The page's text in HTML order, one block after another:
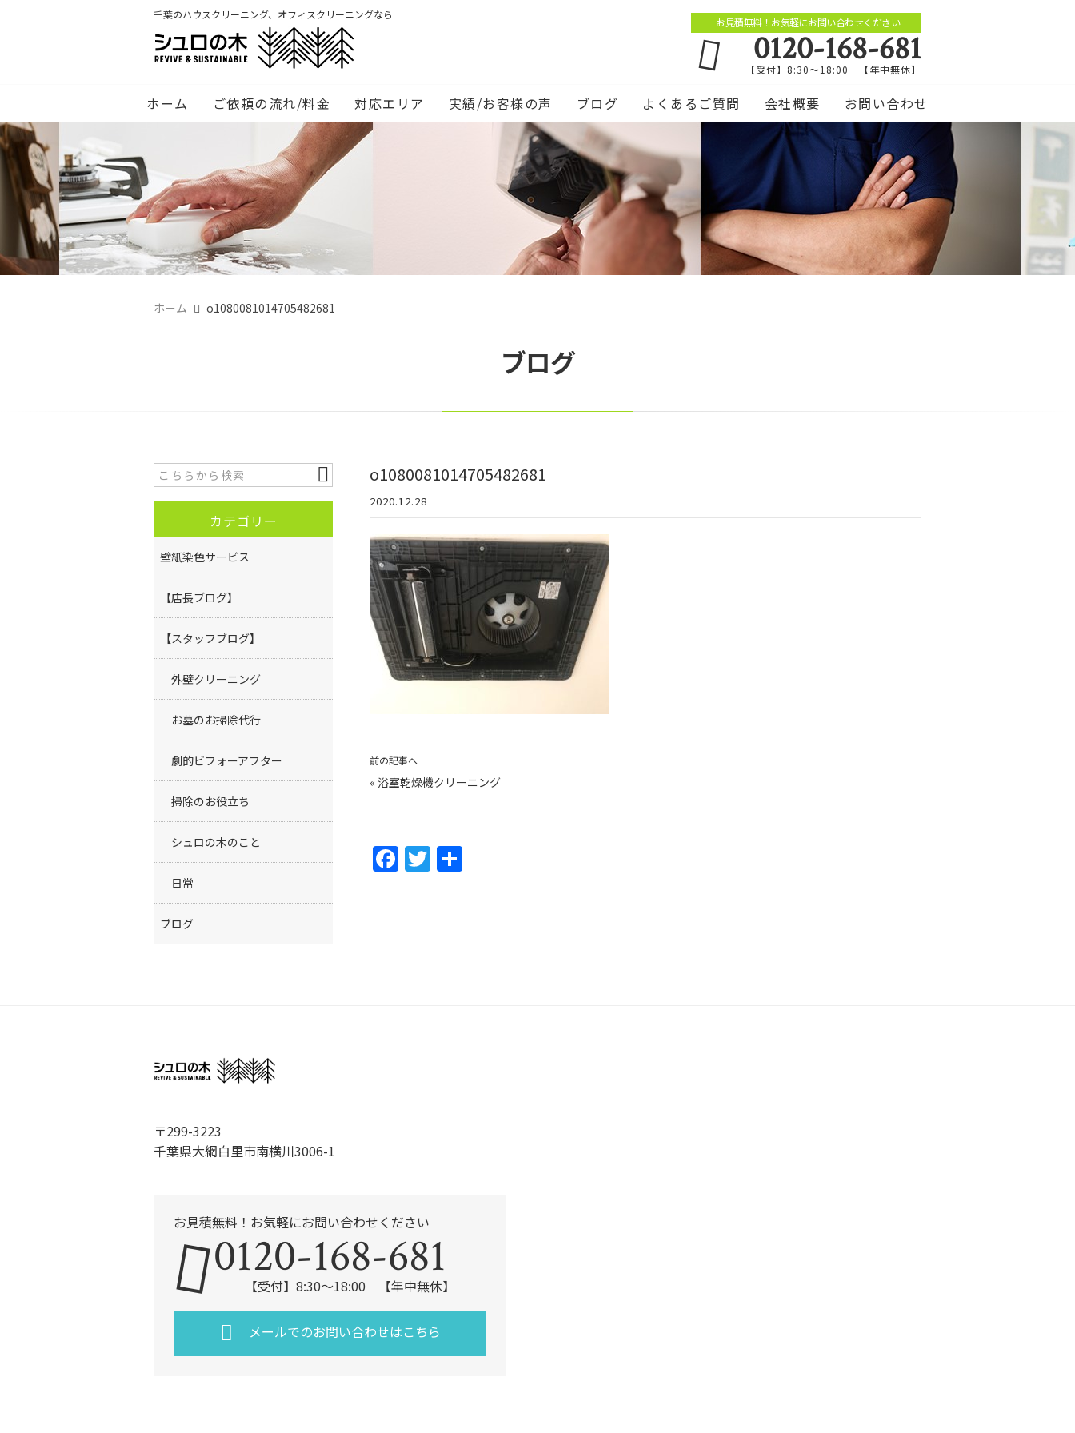
千葉のハウスクリーニング、オフィスクリーニングなら
お見積無料！お気軽にお問い合わせください
0120-168-681
【受付】8:30～18:00 【年中無休】
ホーム ご依頼の流れ/料金 対応エリア 実績/お客様の声 ブログ よくあるご質問 会社概要 お問い合わせ
ホーム o1080081014705482681
ブログ
o1080081014705482681
2020.12.28
前の記事へ
« 浴室乾燥機クリーニング
F T
カテゴリー
壁紙染色サービス
【店長ブログ】
【スタッフブログ】
外壁クリーニング
お墓のお掃除代行
劇的ビフォーアフター
掃除のお役立ち
シュロの木のこと
日常
ブログ
〒299-3223
千葉県大網白里市南横川3006-1
お見積無料！お気軽にお問い合わせください
0120-168-681
【受付】8:30～18:00 【年中無休】
メールでのお問い合わせはこちら